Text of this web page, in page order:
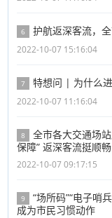
6 护航返深客流，
2022-10-07 15:16:04
7 特想问 | 为什么
2022-10-07 11:16:04
8
全市各大交通场
保障” 返深客流挺顺畅
2022-10-07 09:17:15
9
“场所码”“电子哨
成为市民习惯动作